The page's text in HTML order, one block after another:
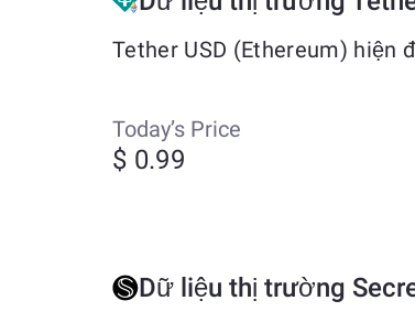
Tether USD (Ethereum) hiện
Today’s Price
$ 0.99
Dữ liệu thị trường